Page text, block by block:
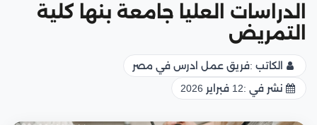
الدراسات العليا جامعة بنها كلية
التمريض
الكاتب :فريق عمل ادرس في مصر
نشر في :12 فبراير 2026